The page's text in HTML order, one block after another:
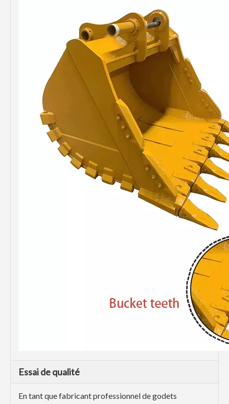
Essai de qualité
En tant que fabricant professionnel de godets